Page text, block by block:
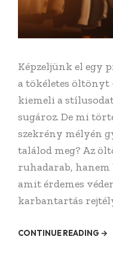
Képzeljünk el egy
a tökéletes
kiemeli a
sugároz. De mi
szekrény mélyén
találod meg? Az
ruhadarab, hanem
amit érdemes
karbantartás
CONTINUE READING →